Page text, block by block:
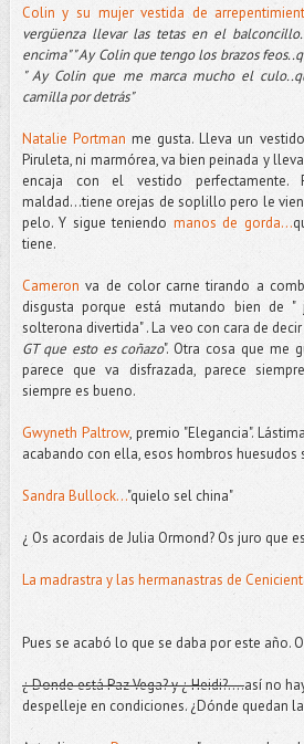
Colin y su mujer vestida de
vergüenza llevar las tetas en el
encima" " Ay Colin que tengo los brazos
" Ay Colin que me marca mucho el
camilla por detrás"
Natalie Portman me gusta. Lleva un
Piruleta, ni marmórea, va bien peinada y
encaja con el vestido
maldad...tiene orejas de soplillo pero le
pelo. Y sigue teniendo manos de gorda...
tiene.
Cameron va de color carne tirando a
disgusta porque está mutando bien de
solterona divertida" . La veo con cara de decir
GT que esto es coñazo". Otra cosa que me
parece que va disfrazada, parece
siempre es bueno.
Gwyneth Paltrow, premio "Elegancia".
acabando con ella, esos hombros huesudos
Sandra Bullock..."quielo sel china"
¿ Os acordais de Julia Ormond? Os juro que es
La madrastra y las hermanastras de
Pues se acabó lo que se daba por este año.
¿ Donde está Paz Vega? y ¿ Heidi?....así no
despelleje en condiciones. ¿Dónde quedan